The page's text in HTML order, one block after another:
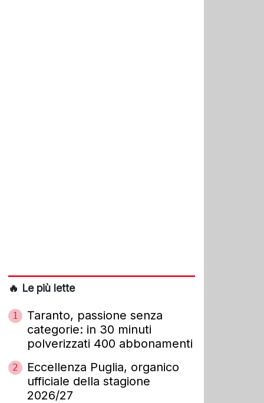
🔥 Le più lette
1
Taranto, passione senza
categorie: in 30 minuti
polverizzati 400 abbonamenti
2
Eccellenza Puglia, organico
ufficiale della stagione
2026/27